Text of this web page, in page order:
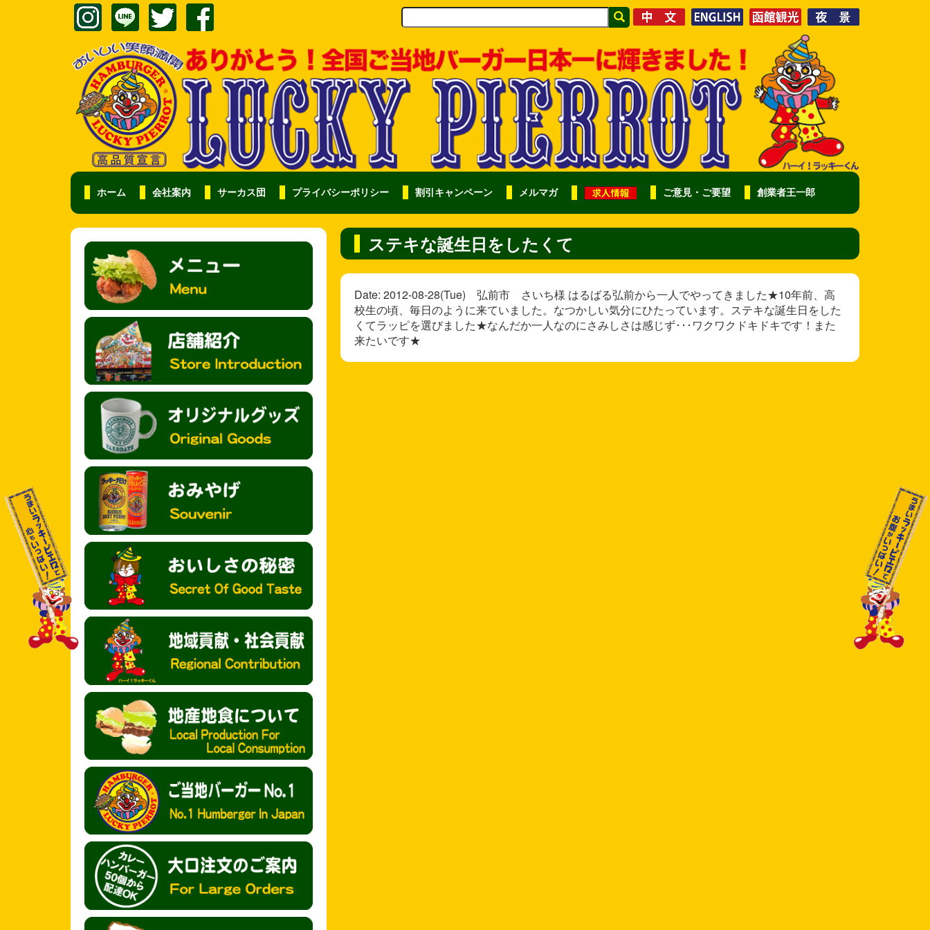
ホーム 会社案内 サーカス団 プライバシーポリシー 割引キャンペーン メルマガ ご意見・ご要望 創業者王一郎
ステキな誕生日をしたくて
Date: 2012-08-28(Tue) 弘前市 さいち様 はるばる弘前から一人でやってきました★10年前、高
校生の頃、毎日のように来ていました。なつかしい気分にひたっています。ステキな誕生日をした
くてラッピを選びました★なんだか一人なのにさみしさは感じず･･･ワクワクドキドキです！また
来たいです★